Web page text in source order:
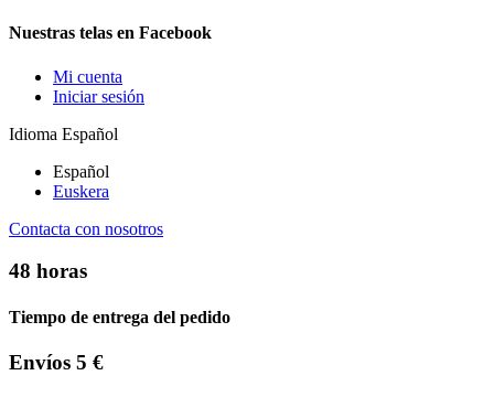
Nuestras telas en Facebook
Mi cuenta
Iniciar sesión
Idioma Español
Español
Euskera
Contacta con nosotros
48 horas
Tiempo de entrega del pedido
Envíos 5 €